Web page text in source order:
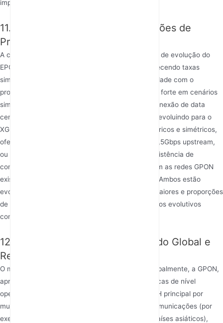
importante.
11. Evolução da Tecnologia e Padrões de
Próxima Geração
A competição tecnológica é dinâmica. O caminho de evolução do
EPON claramente aponta para o 10G-EPON, oferecendo taxas
simétricas de 10Gbps mantendo total compatibilidade com o
protocolo Ethernet. Isso a torna uma concorrente forte em cenários
simétricos de alta largura de banda, como interconexão de data
centers e linhas privadas corporativas. O GG-on, evoluindo para o
XGS-PON, com padrões definindo modos assimétricos e simétricos,
oferecendo taxas de até 10Gbps downstream e 2,5Gbps upstream,
ou simétrico 10Gbps. O XGS-PON enfatiza a coexistência de
comprimentos de onda e atualizações suaves com as redes GPON
existentes, protegendo investimentos anteriores. Ambos estão
evoluindo para velocidades maiores, distâncias maiores e proporções
de divisão mais altas, mas o foco de seus caminhos evolutivos
continua suas respectivas filosofias técnicas.
12. Status da Aplicação no Mercado Global e
Regional
O mercado é a pedra de toque da tecnologia. Globalmente, a GPON,
aproveitando seu alto desempenho e características de nível
operador, foi selecionada como a tecnologia FTTH principal por
muitos grandes operadores tradicionais de telecomunicações (por
exemplo, na América do Norte, Europa e vários países asiáticos),